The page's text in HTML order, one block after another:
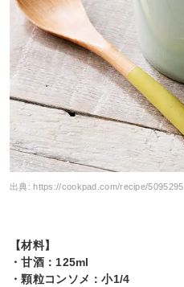
出典: https://cookpad.com/recipe/5095295
【材料】
・甘酒：125ml
・顆粒コンソメ：小1/4